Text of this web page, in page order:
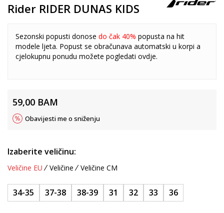
Rider RIDER DUNAS KIDS
Sezonski popusti donose do čak 40% popusta na hit
modele ljeta. Popust se obračunava automatski u korpi a
cjelokupnu ponudu možete pogledati ovdje.
59,00 BAM
Obavijesti me o sniženju
Izaberite veličinu:
Veličine EU Veličine Veličine CM
34-35 37-38 38-39 31 32 33 36